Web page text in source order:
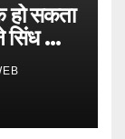
हो सकता
सिंध को